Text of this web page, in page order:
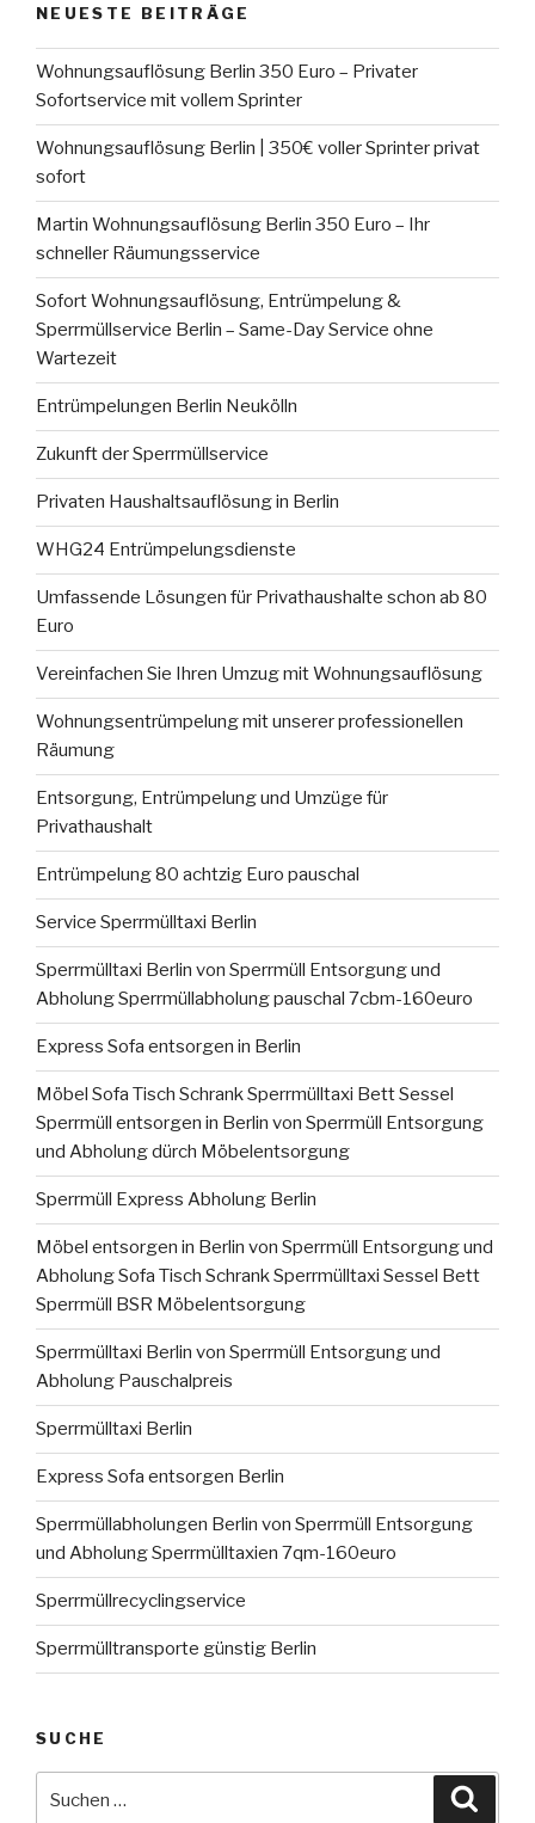
NEUESTE BEITRÄGE
Wohnungsauflösung Berlin 350 Euro – Privater
Sofortservice mit vollem Sprinter
Wohnungsauflösung Berlin | 350€ voller Sprinter privat
sofort
Martin Wohnungsauflösung Berlin 350 Euro – Ihr
schneller Räumungsservice
Sofort Wohnungsauflösung, Entrümpelung &
Sperrmüllservice Berlin – Same-Day Service ohne
Wartezeit
Entrümpelungen Berlin Neukölln
Zukunft der Sperrmüllservice
Privaten Haushaltsauflösung in Berlin
WHG24 Entrümpelungsdienste
Umfassende Lösungen für Privathaushalte schon ab 80
Euro
Vereinfachen Sie Ihren Umzug mit Wohnungsauflösung
Wohnungsentrümpelung mit unserer professionellen
Räumung
Entsorgung, Entrümpelung und Umzüge für
Privathaushalt
Entrümpelung 80 achtzig Euro pauschal
Service Sperrmülltaxi Berlin
Sperrmülltaxi Berlin von Sperrmüll Entsorgung und
Abholung Sperrmüllabholung pauschal 7cbm-160euro
Express Sofa entsorgen in Berlin
Möbel Sofa Tisch Schrank Sperrmülltaxi Bett Sessel
Sperrmüll entsorgen in Berlin von Sperrmüll Entsorgung
und Abholung dürch Möbelentsorgung
Sperrmüll Express Abholung Berlin
Möbel entsorgen in Berlin von Sperrmüll Entsorgung und
Abholung Sofa Tisch Schrank Sperrmülltaxi Sessel Bett
Sperrmüll BSR Möbelentsorgung
Sperrmülltaxi Berlin von Sperrmüll Entsorgung und
Abholung Pauschalpreis
Sperrmülltaxi Berlin
Express Sofa entsorgen Berlin
Sperrmüllabholungen Berlin von Sperrmüll Entsorgung
und Abholung Sperrmülltaxien 7qm-160euro
Sperrmüllrecyclingservice
Sperrmülltransporte günstig Berlin
SUCHE
nach: